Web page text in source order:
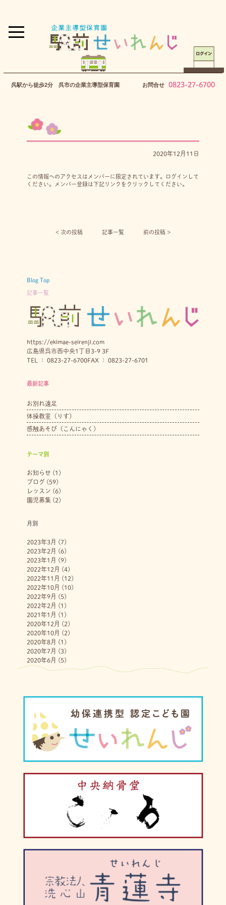
呉駅から徒歩2分 呉市の企業主導型保育園 お問合せ 0823-27-6700
2020年12月11日
この情報へのアクセスはメンバーに限定されています。ログインして
ください。メンバー登録は下記リンクをクリックしてください。
< 次の投稿︎ 記事一覧 前の投稿 >
Blog Top
記事一覧
https://ekimae-seirenji.com
広島県呉市西中央1丁目3-9 3F
TEL ： 0823-27-6700FAX ： 0823-27-6701
最新記事
お別れ遠足
体操教室（りす）
感触あそび（こんにゃく）
テーマ別
お知らせ(1)
ブログ (59)
レッスン (6)
園児募集 (2)
月別
2023年3月 (7)
2023年2月 (6)
2023年1月 (9)
2022年12月 (4)
2022年11月 (12)
2022年10月 (10)
2022年9月 (5)
2022年2月 (1)
2021年1月 (1)
2020年12月 (2)
2020年10月 (2)
2020年8月 (1)
2020年7月 (3)
2020年6月 (5)